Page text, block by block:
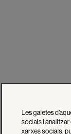
Les galetes
socials i analitzar
xarxes socials,